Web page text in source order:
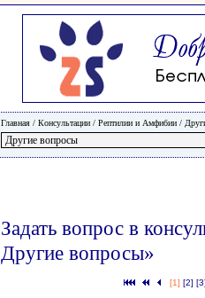
Главная / Консультации / Рептилии и Амфибии /
Задать вопрос в
Другие вопросы»
[1] [2]